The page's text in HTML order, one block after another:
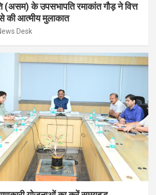
(असम) के उपसभापति रमाकांत गौड़ ने वित्त
की आत्मीय मुलाकात
Desk